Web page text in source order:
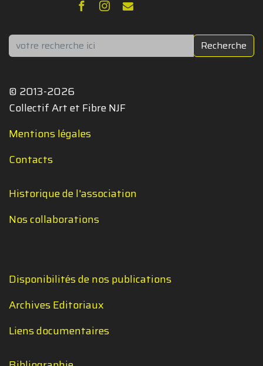
Rechercher Recherche
© 2013-2026
Collectif Art et Fibre NJF
Mentions légales
Contacts
Historique de l'association
Nos collaborations
Disponibilités de nos publications
Archives Editoriaux
Liens documentaires